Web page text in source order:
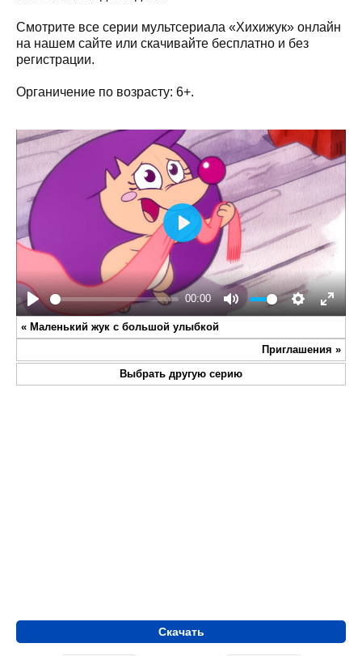
Смотрите все серии мультсериала «Хихижук» онлайн
на нашем сайте или скачивайте бесплатно и без
регистрации.
Органичение по возрасту: 6+.
Play
00:00
Mute Settings
Enter
Play
« Маленький жук с большой улыбкой
Приглашения »
Выбрать другую серию
Скачать